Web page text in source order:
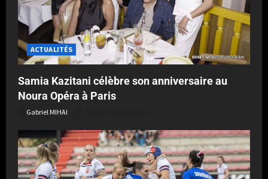
ACTUALITÉS
Samia Kazitani célèbre son anniversaire au
Noura Opéra à Paris
Gabriel MIHAI